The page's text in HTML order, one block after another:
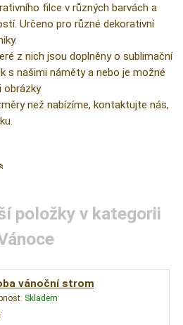
filce v různých barvách a
Určeno pro různé dekorativní
z nich jsou doplněny o sublimační
s našimi náměty a nebo je možné
než nabízíme, kontaktujte nás,
položky v kategorii
vánoční strom
Skladem